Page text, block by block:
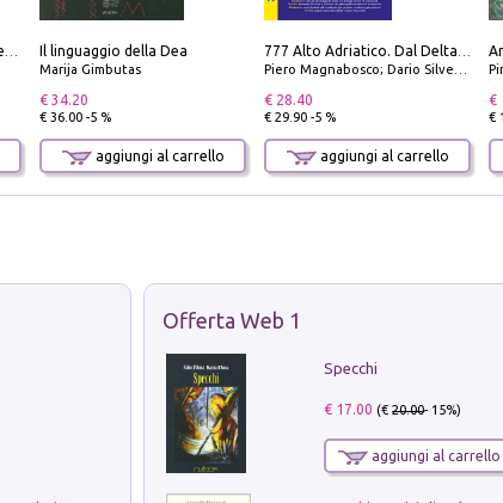
Il linguaggio della Dea
Marija Gimbutas
€ 34.20
€ 36.00 -5 %
aggiungi al carrello
Piero Magnabosco; Dario Silvestro; Marco Sbrizzi
€ 28.40
€ 29.90 -5 %
aggiungi al carrello
€
€
Offerta Web 1
Specchi
€ 17.00 (€20.00- 15%)
aggiungi al carrello